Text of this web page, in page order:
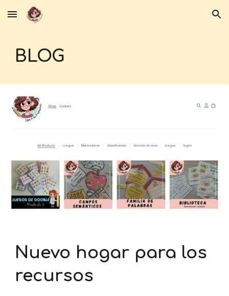
Skip to main content Skip to navigation
BLOG
Nuevo hogar para los
recursos